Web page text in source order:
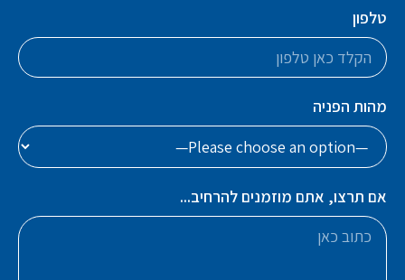
טלפון
מהות הפניה
אם תרצו, אתם מוזמנים להרחיב...